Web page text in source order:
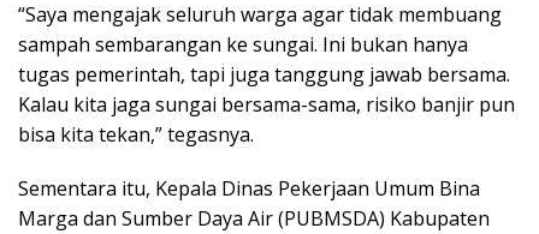
“Saya mengajak seluruh warga agar tidak membuang
sampah sembarangan ke sungai. Ini bukan hanya
tugas pemerintah, tapi juga tanggung jawab bersama.
Kalau kita jaga sungai bersama-sama, risiko banjir pun
bisa kita tekan,” tegasnya.
Sementara itu, Kepala Dinas Pekerjaan Umum Bina
Marga dan Sumber Daya Air (PUBMSDA) Kabupaten